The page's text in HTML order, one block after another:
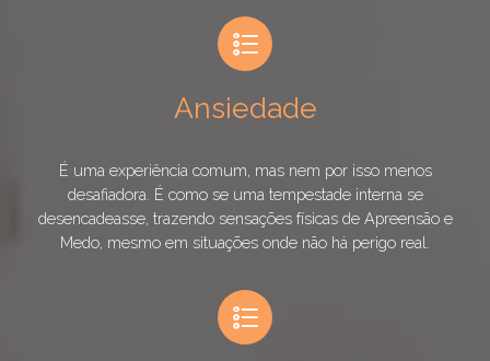
Ansiedade
É uma experiência comum, mas nem por isso menos
desafiadora. É como se uma tempestade interna se
desencadeasse, trazendo sensações físicas de Apreensão e
Medo, mesmo em situações onde não há perigo real.